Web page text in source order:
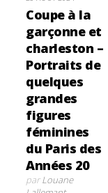
Coupe à la
garçonne et
charleston –
Portraits de
quelques
grandes
figures
féminines
du Paris des
Années 20
parLouane